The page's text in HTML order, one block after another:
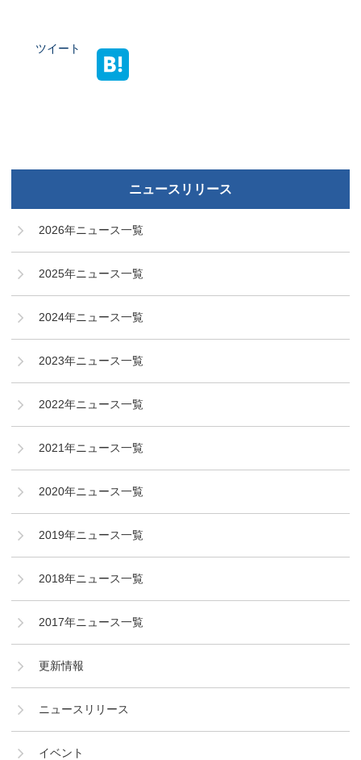
ツイート
ニュースリリース
2026年ニュース一覧
2025年ニュース一覧
2024年ニュース一覧
2023年ニュース一覧
2022年ニュース一覧
2021年ニュース一覧
2020年ニュース一覧
2019年ニュース一覧
2018年ニュース一覧
2017年ニュース一覧
更新情報
ニュースリリース
イベント